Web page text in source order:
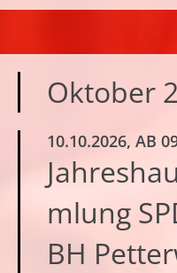
Oktober
10.10.2026, AB
mlung
BH